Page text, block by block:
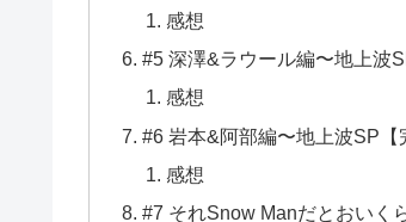
感想
#5 深澤&ラウール編〜地上波
感想
#6 岩本&阿部編〜地上波SP【
感想
#7 それSnow Manだとおいく